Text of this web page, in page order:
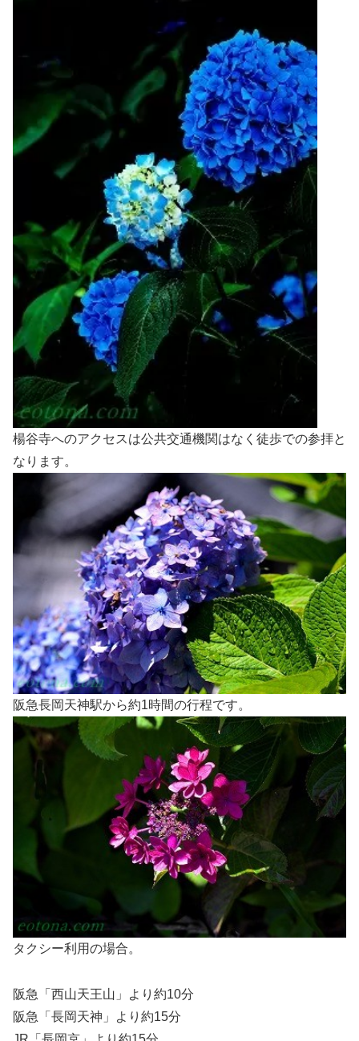
楊谷寺へのアクセスは公共交通機関はなく徒歩での参拝と
なります。
阪急長岡天神駅から約1時間の行程です。
タクシー利用の場合。
阪急「西山天王山」より約10分
阪急「長岡天神」より約15分